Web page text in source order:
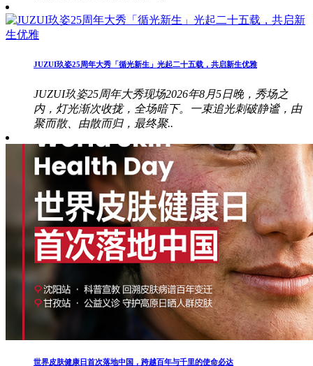
JUZUI玖姿25周年大秀「循光新生」光起二十五载，共启新生优雅
JUZUI玖姿25周年大秀现场2026年8月5日晚，秀场之
内，灯光渐次收拢，全场暗下。一束追光刺破静谧，由
聚而散、由散而归，最终聚..
世界皮肤健康日首次落地中国，跨越百年与千里的使命必达